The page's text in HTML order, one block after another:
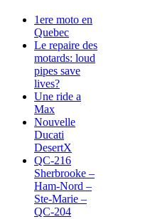
1ere moto en
Quebec
Le repaire des
motards: loud
pipes save
lives?
Une ride a
Max
Nouvelle
Ducati
DesertX
QC-216
Sherbrooke –
Ham-Nord –
Ste-Marie –
QC-204